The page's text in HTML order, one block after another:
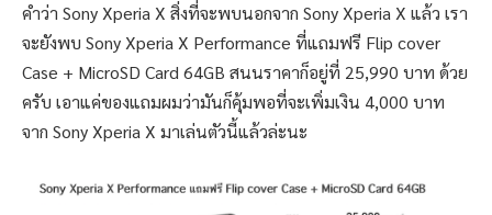
คำว่า Sony Xperia X สิ่งที่จะพบนอกจาก Sony Xperia X แล้ว เรา
จะยังพบ Sony Xperia X Performance ที่แถมฟรี Flip cover
Case + MicroSD Card 64GB สนนราคาก็อยู่ที่ 25,990 บาท ด้วย
ครับ เอาแค่ของแถมผมว่ามันก็คุ้มพอที่จะเพิ่มเงิน 4,000 บาท
จาก Sony Xperia X มาเล่นตัวนี้แล้วล่ะนะ